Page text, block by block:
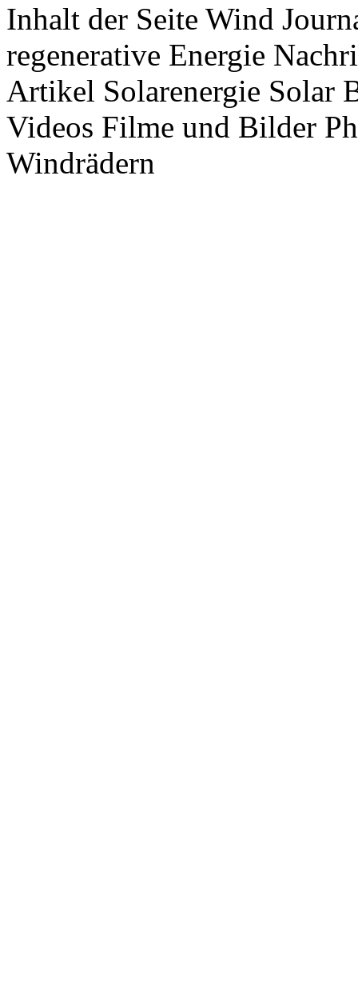
Inhalt der Seite Wind
regenerative Energie
Artikel Solarenergie Solar
Videos Filme und Bilder
Windrädern